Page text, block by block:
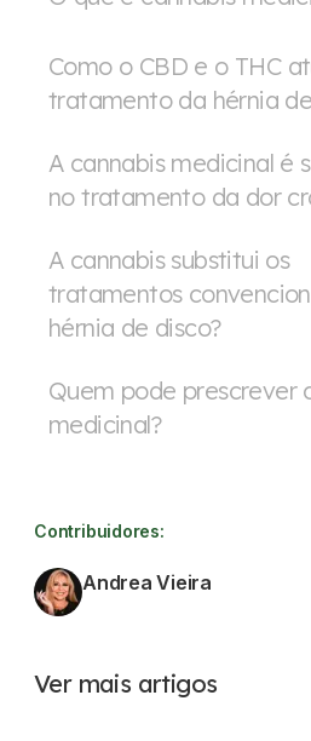
Como o CBD e o THC
tratamento da hérnia
A cannabis medicinal é
no tratamento da dor
A cannabis substitui os
tratamentos
hérnia de disco?
Quem pode prescrever
medicinal?
Contribuidores:
Andrea Vieira
Ver mais artigos
CBD Dores